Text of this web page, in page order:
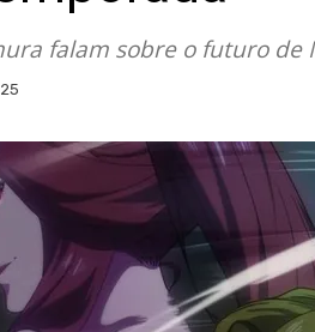
falam sobre o futuro de